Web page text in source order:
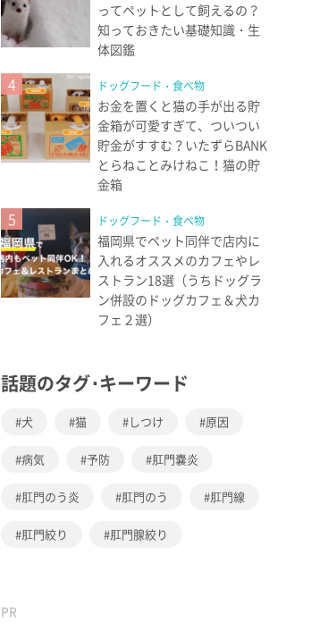
ってペットとして飼えるの？
知っておきたい基礎知識・生
体図鑑
4 ドッグフード・食べ物
お金を置くと猫の手が出る貯
金箱が可愛すぎて、ついつい
貯金がすすむ？いたずらBANK
とらねことみけねこ！猫の貯
金箱
5 ドッグフード・食べ物
福岡県でペット同伴で店内に
入れるオススメのカフェやレ
ストラン18選（うちドッグラ
ン併設のドッグカフェ＆犬カ
フェ２選）
話題のタグ･キーワード
犬 猫 しつけ 原因
病気 予防 肛門嚢炎
肛門のう炎 肛門のう 肛門線
肛門絞り 肛門腺絞り
PR